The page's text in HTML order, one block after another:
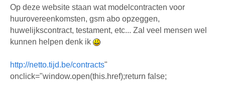
Op deze website staan wat modelcontracten voor
huurovereenkomsten, gsm abo opzeggen,
huwelijkscontract, testament, etc... Zal veel mensen wel
kunnen helpen denk ik
http://netto.tijd.be/contracts"
onclick="window.open(this.href);return false;